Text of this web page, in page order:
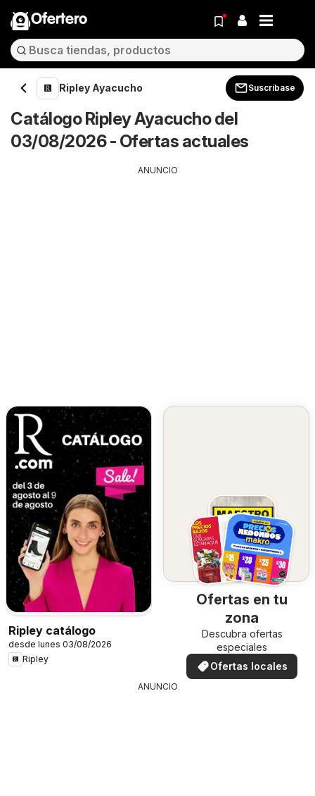
Ofertero
Ripley Ayacucho Suscríbase
Catálogo Ripley Ayacucho del
03/08/2026 - Ofertas actuales
ANUNCIO
Ripley catálogo
desde lunes 03/08/2026
Ripley
Ofertas en tu
zona
Descubra ofertas
especiales
Ofertas locales
ANUNCIO